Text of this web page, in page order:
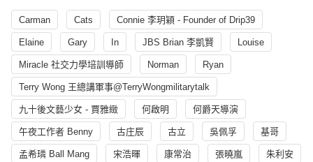
Carman Cats Connie 李玥穎 - Founder of Drip39
Elaine Gary In JBS Brian 李凱賢 Louise
Miracle 社交力學培訓導師 Norman Ryan
Terry Wong 王總講軍事@TerryWongmilitarytalk
九十後文藝少女 - 賈雅緻 何啟明 何爵天導演
午夜工作者 Benny 古庄辰 古立 吳佩孚 基哥
孟希璘 Ball Mang 宋浩暉 康常治 張曉嵐 朱利安